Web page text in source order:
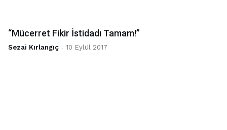
“Mücerret Fikir İstidadı Tamam!”
Sezai Kırlangıç - 10 Eylül 2017